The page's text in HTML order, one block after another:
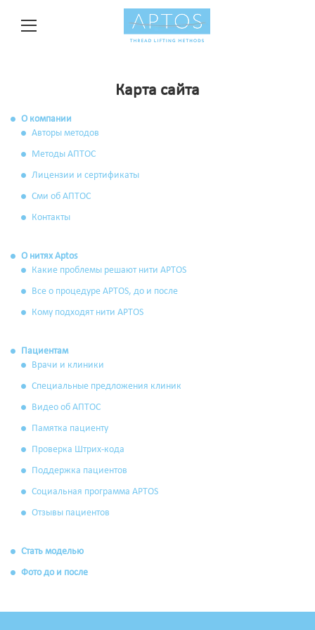
Карта сайта
О компании
Авторы методов
Методы АПТОС
Лицензии и сертификаты
Сми об АПТОС
Контакты
О нитях Aptos
Какие проблемы решают нити APTOS
Все о процедуре APTOS, до и после
Кому подходят нити APTOS
Пациентам
Врачи и клиники
Специальные предложения клиник
Видео об АПТОС
Памятка пациенту
Проверка Штрих-кода
Поддержка пациентов
Социальная программа APTOS
Отзывы пациентов
Стать моделью
Фото до и после